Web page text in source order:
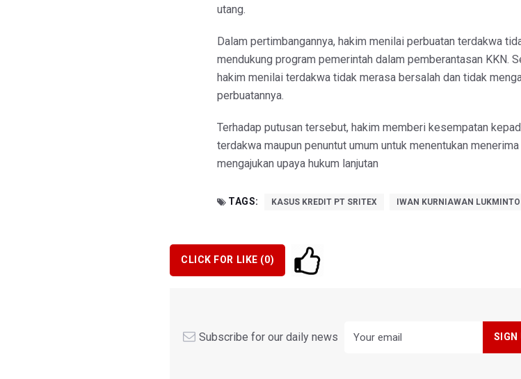
utang.
Dalam pertimbangannya, hakim menilai perbuatan terdakwa
mendukung program pemerintah dalam pemberantasan KKN.
hakim menilai terdakwa tidak merasa bersalah dan tidak
perbuatannya.
Terhadap putusan tersebut, hakim memberi kesempatan
terdakwa maupun penuntut umum untuk menentukan menerima
mengajukan upaya hukum lanjutan
TAGS: KASUS KREDIT PT SRITEX IWAN KURNIAWAN LUKMINTO
CLICK FOR LIKE (0)
Subscribe for our daily news